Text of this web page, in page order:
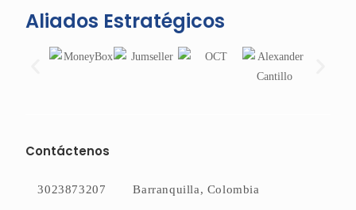
Aliados Estratégicos
Contáctenos
3023873207 Barranquilla, Colombia